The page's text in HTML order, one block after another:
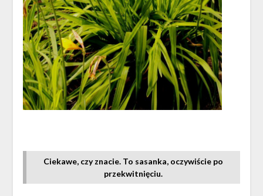
Ciekawe, czy znacie. To sasanka, oczywiście po
przekwitnięciu.